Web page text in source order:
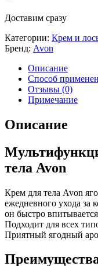
Доставим сразу
Категории: Крем и
Бренд: Avon
Описание
Способ
Отзывы (0)
Примечание
Описание
тела Avon
Крем для тела Avon
ежедневного ухода за
он быстро
Подходит для всех
Приятный ягодный